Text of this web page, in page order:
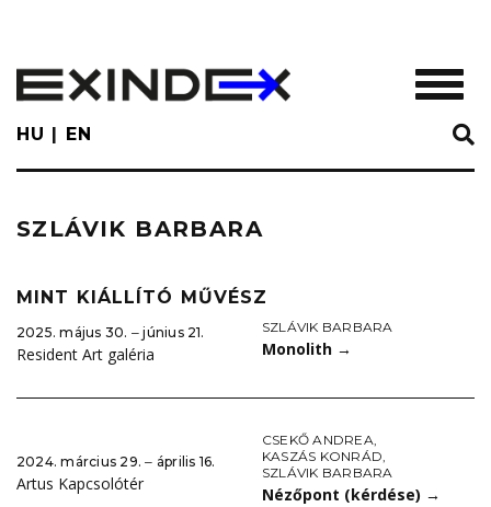
main
content
HU EN
SZLÁVIK BARBARA
MINT KIÁLLÍTÓ MŰVÉSZ
2025. május 30. ‒ június 21.
Resident Art galéria
SZLÁVIK BARBARA
Monolith →
2024. március 29. ‒ április 16.
Artus Kapcsolótér
CSEKŐ ANDREA,
KASZÁS KONRÁD,
SZLÁVIK BARBARA
Nézőpont (kérdése) →